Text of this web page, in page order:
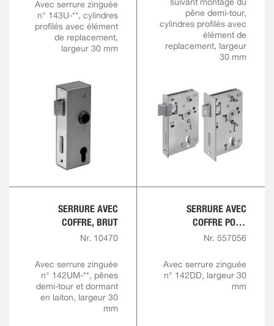
Avec serrure zinguée
n° 143U-**, cylindres
profilés avec élément
de replacement,
largeur 30 mm
suivant montage du
pêne demi-tour,
cylindres profilés avec
élément de
replacement, largeur
30 mm
SERRURE AVEC
COFFRE, BRUT
Nr. 10470
Avec serrure zinguée
n° 142UM-**, pênes
demi-tour et dormant
en laiton, largeur 30
mm
SERRURE AVEC
COFFRE POUR
CYLINDRE
BARILLET PROFILÉ,
BRUTE
Nr. 557056
Avec serrure zinguée
n° 142DD, largeur 30
mm